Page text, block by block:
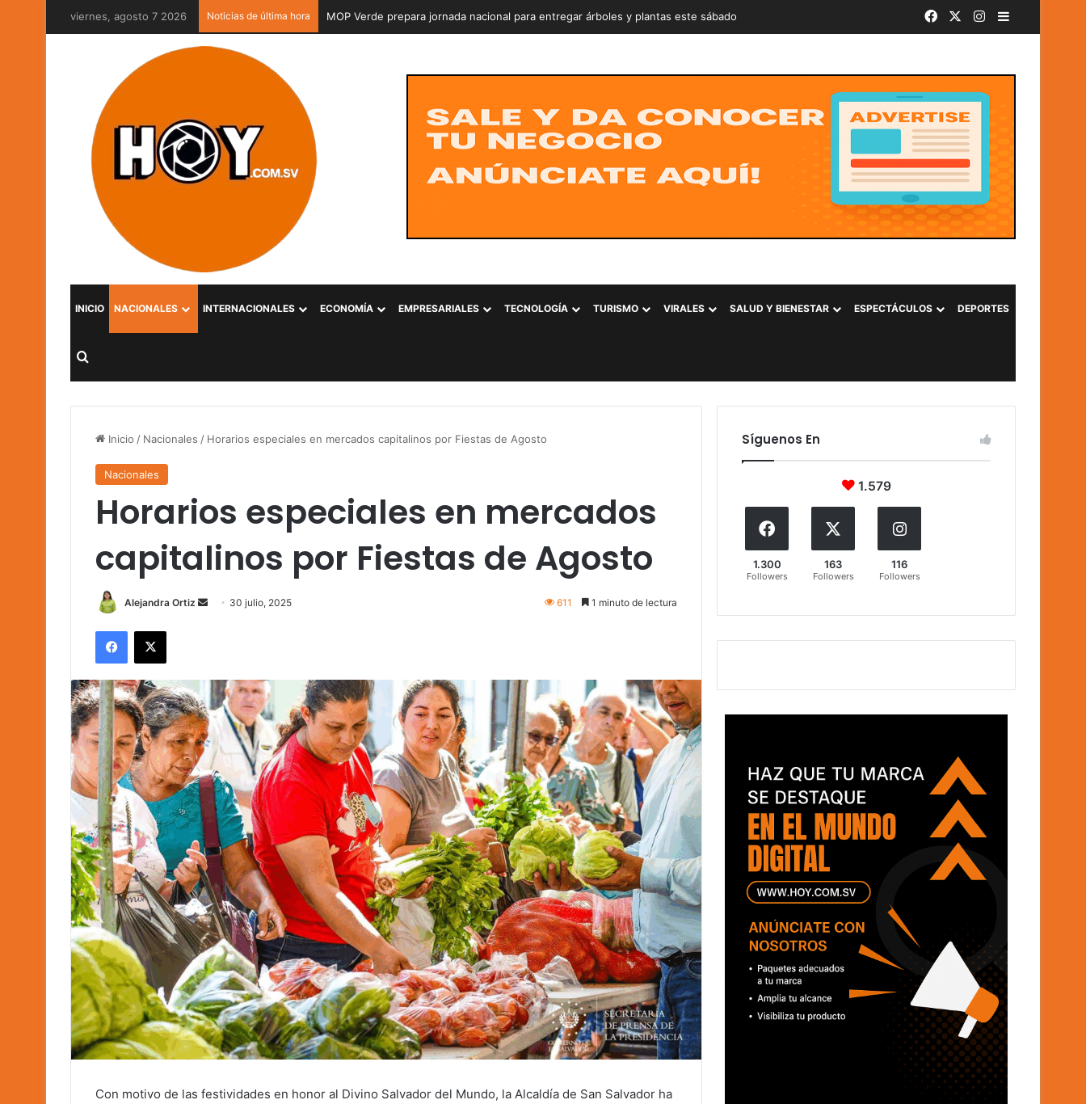
viernes, agosto 7 2026 Noticias de última hora MOP Verde prepara jornada nacional para entregar árboles y plantas este sábado FacebookInstagram
Barra lateral
INICIO NACIONALES INTERNACIONALES ECONOMÍA EMPRESARIALES TECNOLOGÍA TURISMO VIRALES SALUD Y BIENESTAR ESPECTÁCULOS DEPORTES
Buscar por
Inicio / Nacionales / Horarios especiales en mercados capitalinos por Fiestas de Agosto
Nacionales
Horarios especiales en mercados
capitalinos por Fiestas de Agosto
Alejandra Ortiz
Send 30 julio, 2025 611 1 minuto de lectura
Facebook
X
Con motivo de las festividades en honor al Divino Salvador del Mundo, la Alcaldía de San Salvador ha
Síguenos En
1.579
1.300
Followers
163
Followers
116
Followers